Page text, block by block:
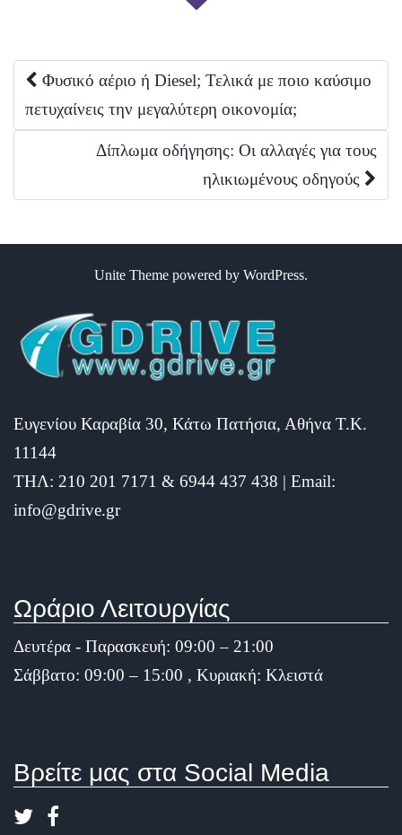
Post
navigation
Φυσικό αέριο ή Diesel; Τελικά με ποιο καύσιμο
πετυχαίνεις την μεγαλύτερη οικονομία;
Δίπλωμα οδήγησης: Οι αλλαγές για τους
ηλικιωμένους οδηγούς
Unite Theme powered by WordPress.
Ευγενίου Καραβία 30, Κάτω Πατήσια, Αθήνα Τ.Κ.
11144
ΤΗΛ: 210 201 7171 & 6944 437 438 | Email:
info@gdrive.gr
Ωράριο Λειτουργίας
Δευτέρα - Παρασκευή: 09:00 – 21:00
Σάββατο: 09:00 – 15:00 , Κυριακή: Κλειστά
Βρείτε μας στα Social Media